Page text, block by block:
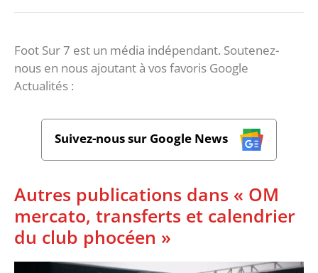
Foot Sur 7 est un média indépendant. Soutenez-
nous en nous ajoutant à vos favoris Google
Actualités :
Suivez-nous sur Google News
Autres publications dans « OM
mercato, transferts et calendrier
du club phocéen »